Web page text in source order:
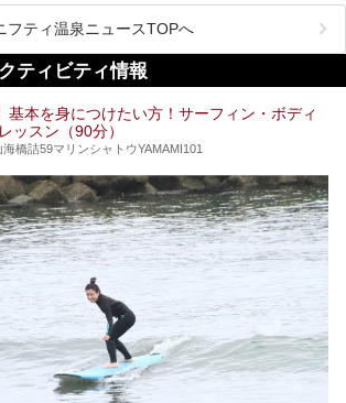
の目線で紹介していきます！
屋市内にはスーパー銭湯や日帰り温泉が多く、「どこに
かな？」と悩んでしまう方も多いと思います。
の記事を参考にして「キャナル・リゾート」に出かけ
のはいかがでしょうか？
フティ温泉ニュースTOPへ
ティビティ情報
基本を身につけたい方！サーフィン・ボディ
ッスン（90分）
橋詰59マリンシャトウYAMAMI101